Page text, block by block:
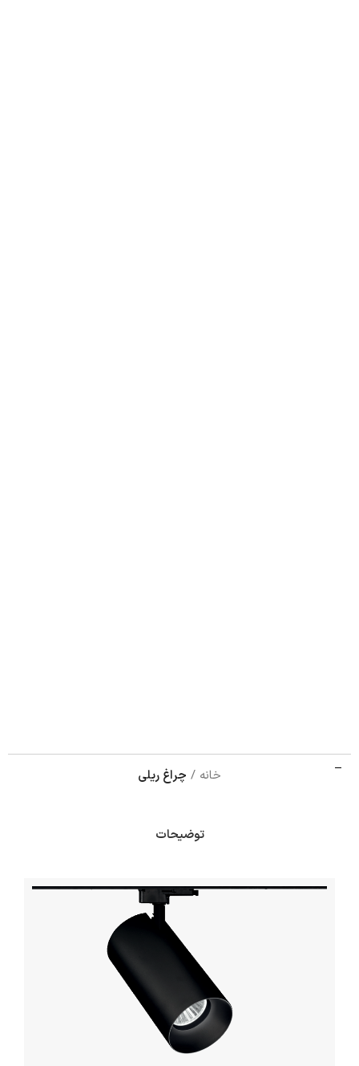
خانه چراغ ریلی
توضیحات